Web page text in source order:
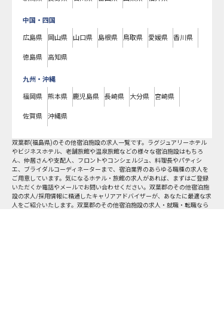
中国・四国
広島県 岡山県 山口県 島根県 鳥取県 愛媛県 香川県
徳島県 高知県
九州・沖縄
福岡県 熊本県 鹿児島県 長崎県 大分県 宮崎県
佐賀県 沖縄県
双葉郡(福島県)のその他宿泊施設の求人一覧です。ラグジュアリーホテル
やビジネスホテル、老舗旅館や温泉旅館などの様々な宿泊施設はもちろ
ん、仲居さんや支配人、フロントやコンシェルジュ、料理長やパティシ
エ、ブライダルコーディネーターまで、宿泊業界のあらゆる職種の求人を
ご用意しています。気になるホテル・旅館の求人があれば、まずはご登録
いただくか電話やメールでお問い合わせください。双葉郡のその他宿泊施
設の求人/採用情報に精通したキャリアアドバイザーが、あなたに最適な求
人をご紹介いたします。双葉郡のその他宿泊施設の求人・就職・転職なら